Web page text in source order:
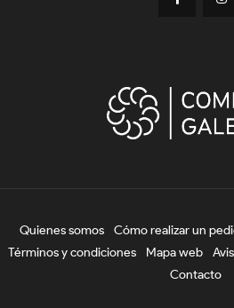
Quienes somos Cómo realizar un
Términos y condiciones
Mapa web
Contacto